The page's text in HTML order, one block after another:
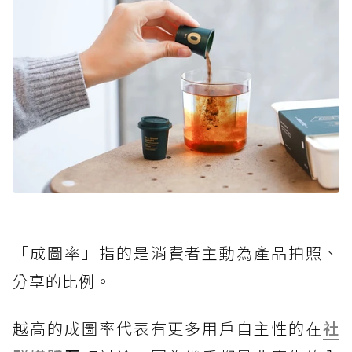
「成圖率」指的是消費者主動為產品拍照、
分享的比例。
越高的成圖率代表有更多用戶自主性的在社